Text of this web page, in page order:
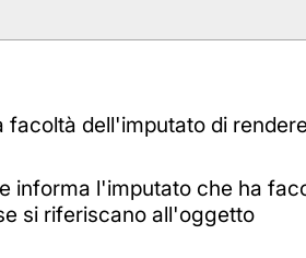
facoltà dell'imputato di rendere
informa l'imputato che ha
si riferiscano all'oggetto